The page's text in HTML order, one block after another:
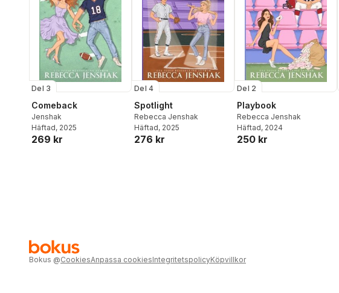
Del 3
Comeback
Jenshak
Häftad, 2025
269 kr
Del 4
Spotlight
Rebecca Jenshak
Häftad, 2025
276 kr
Del 2
Playbook
Rebecca Jenshak
Häftad, 2024
250 kr
Bokus @CookiesAnpassa cookiesIntegritetspolicyKöpvillkor